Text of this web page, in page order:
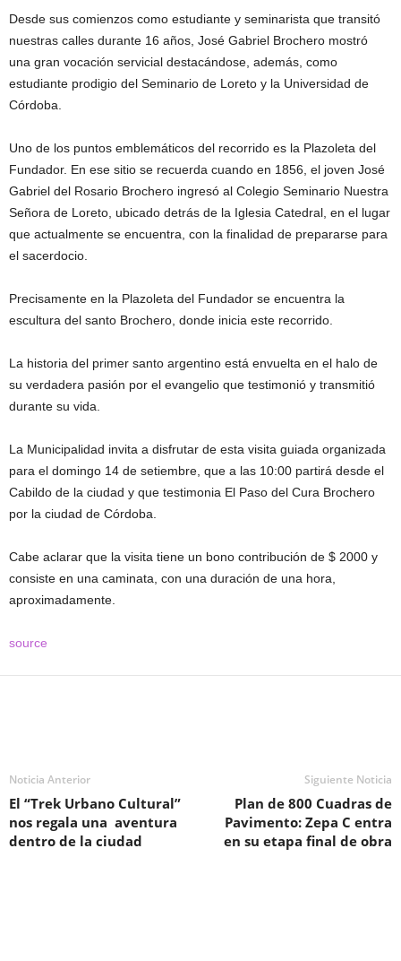
Desde sus comienzos como estudiante y seminarista que transitó
nuestras calles durante 16 años, José Gabriel Brochero mostró
una gran vocación servicial destacándose, además, como
estudiante prodigio del Seminario de Loreto y la Universidad de
Córdoba.
Uno de los puntos emblemáticos del recorrido es la Plazoleta del
Fundador. En ese sitio se recuerda cuando en 1856, el joven José
Gabriel del Rosario Brochero ingresó al Colegio Seminario Nuestra
Señora de Loreto, ubicado detrás de la Iglesia Catedral, en el lugar
que actualmente se encuentra, con la finalidad de prepararse para
el sacerdocio.
Precisamente en la Plazoleta del Fundador se encuentra la
escultura del santo Brochero, donde inicia este recorrido.
La historia del primer santo argentino está envuelta en el halo de
su verdadera pasión por el evangelio que testimonió y transmitió
durante su vida.
La Municipalidad invita a disfrutar de esta visita guiada organizada
para el domingo 14 de setiembre, que a las 10:00 partirá desde el
Cabildo de la ciudad y que testimonia El Paso del Cura Brochero
por la ciudad de Córdoba.
Cabe aclarar que la visita tiene un bono contribución de $ 2000 y
consiste en una caminata, con una duración de una hora,
aproximadamente.
source
Noticia Anterior
El “Trek Urbano Cultural”
nos regala una aventura
dentro de la ciudad
Siguiente Noticia
Plan de 800 Cuadras de
Pavimento: Zepa C entra
en su etapa final de obra